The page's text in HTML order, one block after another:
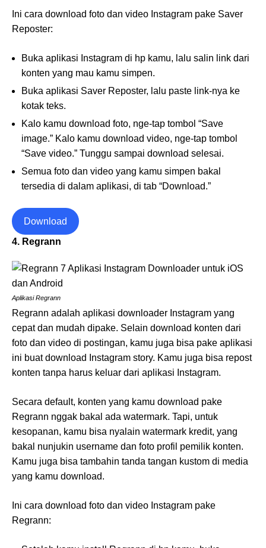
Ini cara download foto dan video Instagram pake Saver
Reposter:
Buka aplikasi Instagram di hp kamu, lalu salin link dari
konten yang mau kamu simpen.
Buka aplikasi Saver Reposter, lalu paste link-nya ke
kotak teks.
Kalo kamu download foto, nge-tap tombol “Save
image.” Kalo kamu download video, nge-tap tombol
“Save video.” Tunggu sampai download selesai.
Semua foto dan video yang kamu simpen bakal
tersedia di dalam aplikasi, di tab “Download.”
Download
4. Regrann
Aplikasi Regrann
Regrann adalah aplikasi downloader Instagram yang
cepat dan mudah dipake. Selain download konten dari
foto dan video di postingan, kamu juga bisa pake aplikasi
ini buat download Instagram story. Kamu juga bisa repost
konten tanpa harus keluar dari aplikasi Instagram.
Secara default, konten yang kamu download pake
Regrann nggak bakal ada watermark. Tapi, untuk
kesopanan, kamu bisa nyalain watermark kredit, yang
bakal nunjukin username dan foto profil pemilik konten.
Kamu juga bisa tambahin tanda tangan kustom di media
yang kamu download.
Ini cara download foto dan video Instagram pake
Regrann: